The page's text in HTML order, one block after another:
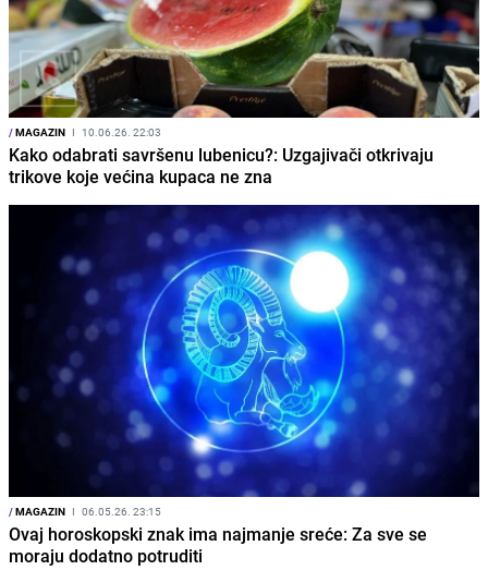
/MAGAZIN I 10.06.26. 22:03
Kako odabrati savršenu lubenicu?: Uzgajivači otkrivaju
trikove koje većina kupaca ne zna
/MAGAZIN I 06.05.26. 23:15
Ovaj horoskopski znak ima najmanje sreće: Za sve se
moraju dodatno potruditi